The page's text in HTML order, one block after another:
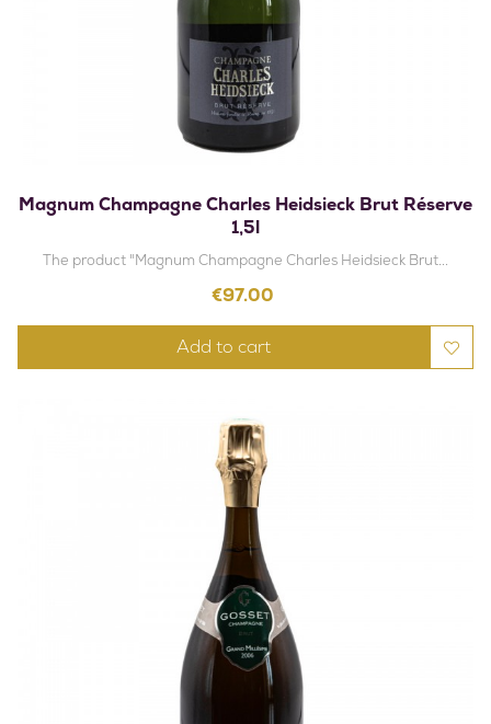
Magnum Champagne Charles Heidsieck Brut Réserve
1,5l
The product "Magnum Champagne Charles Heidsieck Brut...
Price
€97.00
Add to cart